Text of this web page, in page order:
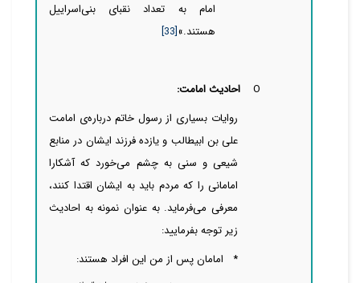
امام به تعداد نقبای بنی‌اسراییل
هستند.»[33]
O
احادیث امامت:
روایات بسیاری از رسول خاتم درباره‌ی امامت
علی بن ابیطالب و یازده فرزند ایشان در منابع
شیعی و سنی به چشم می‌خورد که آشکارا
امامانی را که مردم باید به ایشان اقتدا کنند،
معرفیمی‌فرماید. به عنوان نمونه به احادیث
زیر توجه بفرمایید:
* امامان پس از من این افراد هستند: